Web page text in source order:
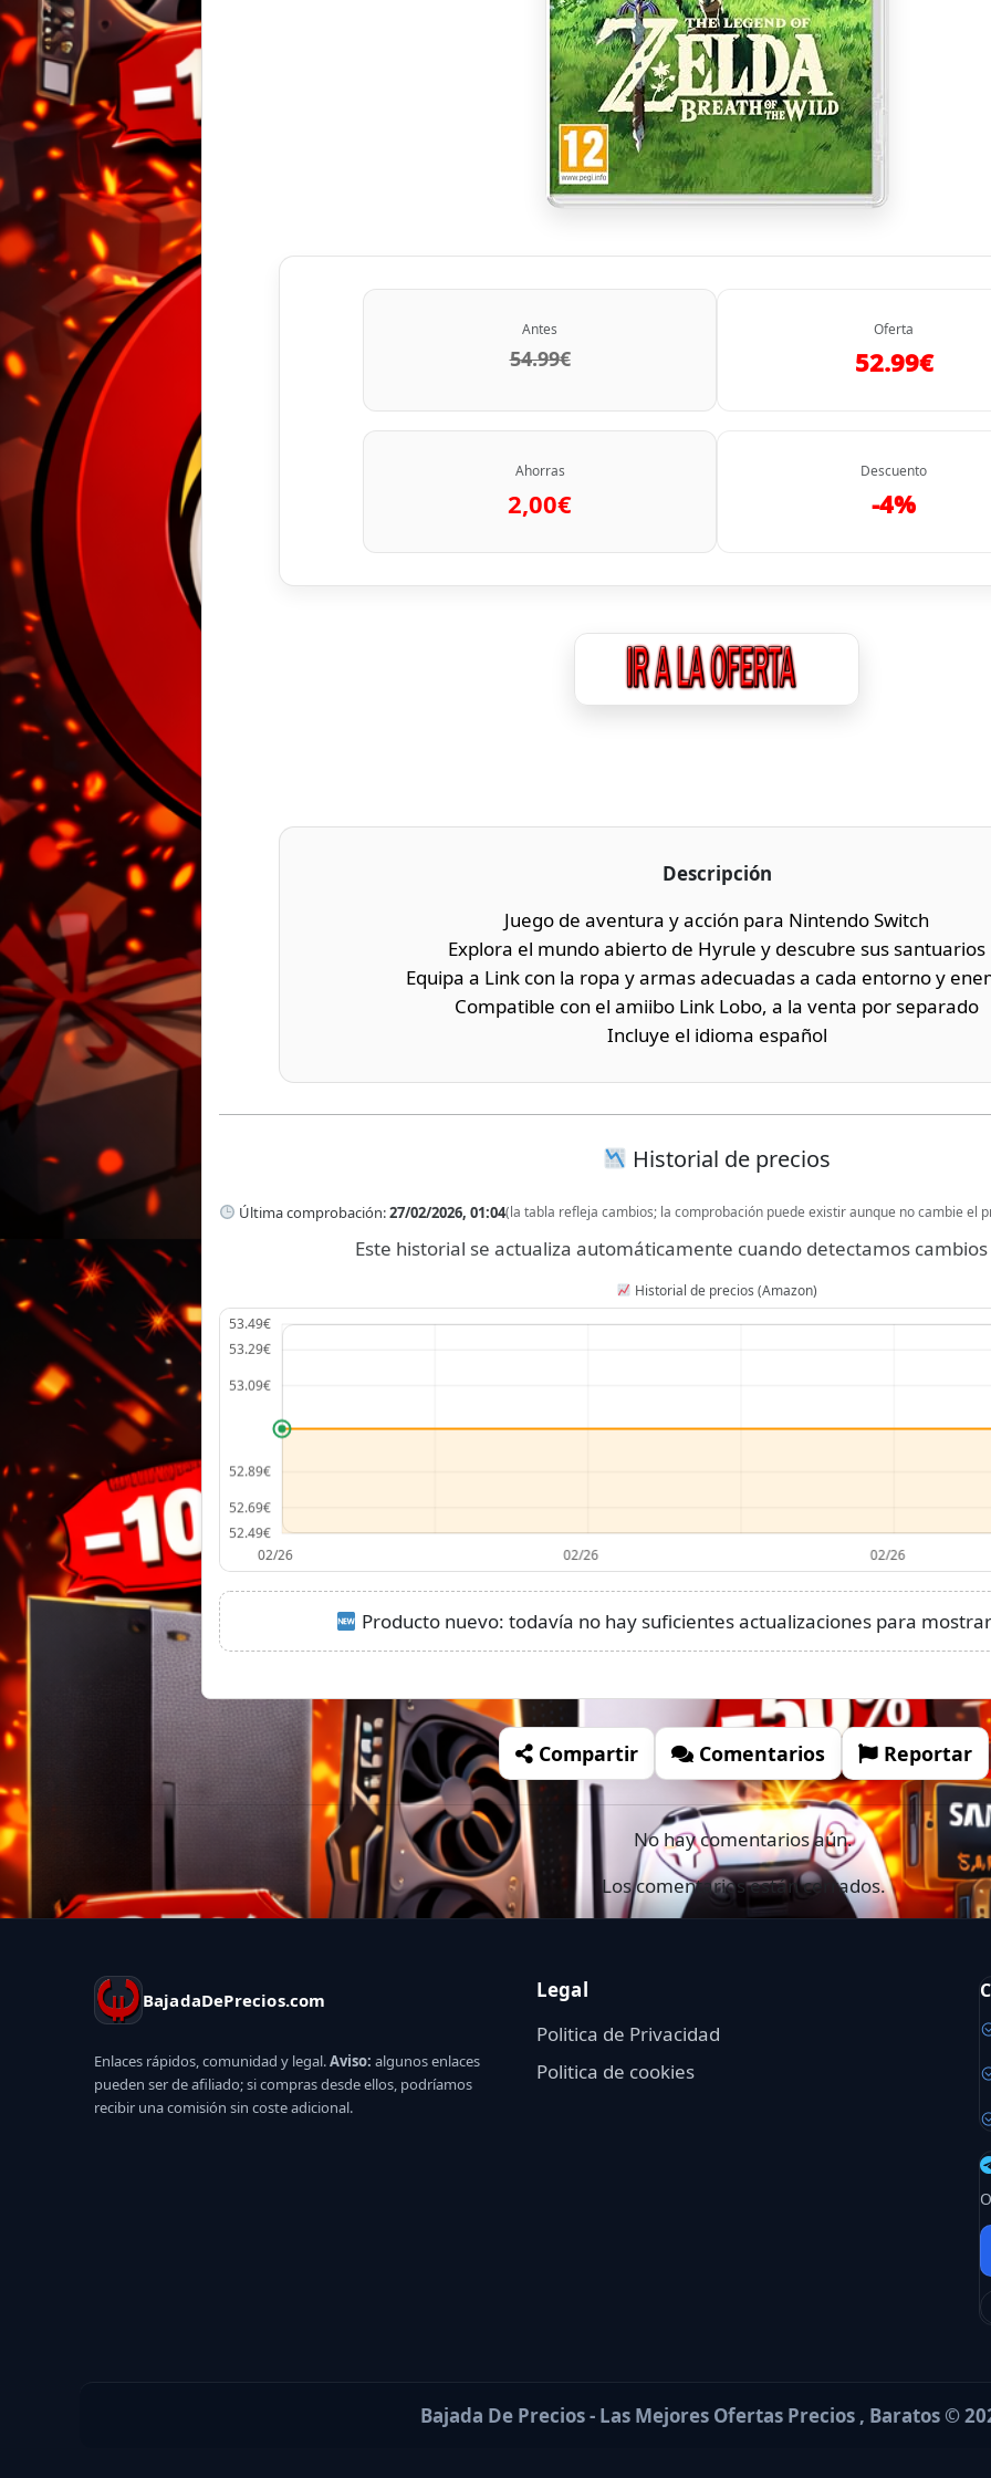
Antes
54.99€
Oferta
52.99€
Ahorras
2,00€
Descuento
-4%
Descripción
Juego de aventura y acción para Nintendo Switch
Explora el mundo abierto de Hyrule y descubre sus santuarios
Equipa a Link con la ropa y armas adecuadas a cada entorno y
Compatible con el amiibo Link Lobo, a la venta por separado
Incluye el idioma español
Historial de precios
Última comprobación:27/02/2026, 01:04(la tabla refleja cambios; la comprobación puede existir aunque no cambie el
Este historial se actualiza automáticamente cuando detectamos
Historial de precios (Amazon)
Producto nuevo: todavía no hay suficientes actualizaciones para
Compartir Comentarios Reportar
No hay comentarios aún.
Los comentarios están cerrados.
BajadaDePrecios.com
Enlaces rápidos, comunidad y legal.Aviso: algunos enlaces
pueden ser de afiliado; si compras desde ellos, podríamos
recibir una comisión sin coste adicional.
Legal
Politica de Privacidad
Politica de cookies
Bajada De Precios - Las Mejores Ofertas Precios , Baratos ©